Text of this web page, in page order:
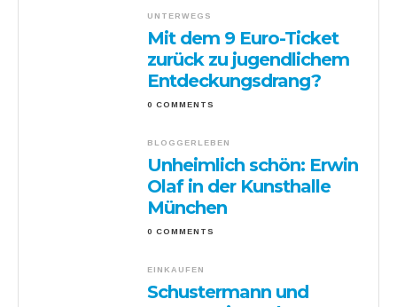
UNTERWEGS
Mit dem 9 Euro-Ticket
zurück zu jugendlichem
Entdeckungsdrang?
0 COMMENTS
BLOGGERLEBEN
Unheimlich schön: Erwin
Olaf in der Kunsthalle
München
0 COMMENTS
EINKAUFEN
Schustermann und